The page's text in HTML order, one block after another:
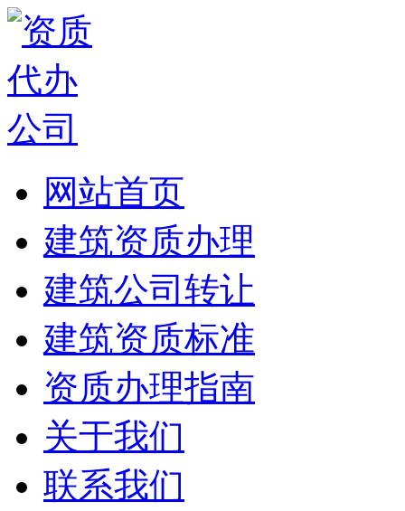
网站首页
建筑资质办理
建筑公司转让
建筑资质标准
资质办理指南
关于我们
联系我们